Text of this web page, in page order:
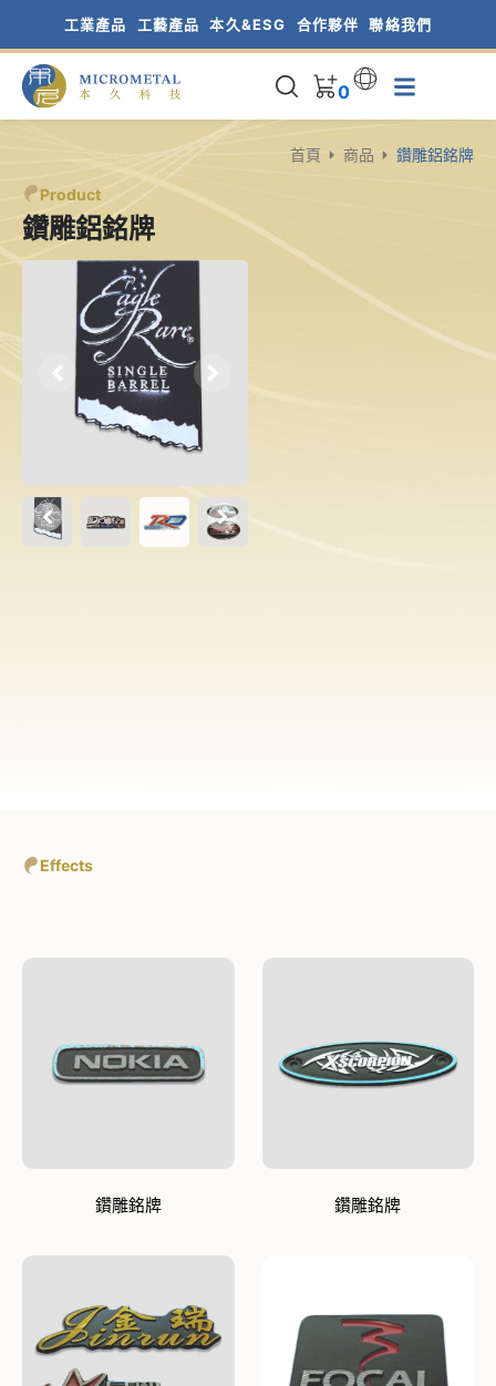
內
工業產品 工藝產品 本久&ESG 合作夥伴 聯絡我們
0
首頁 商品 鑽雕鋁銘牌
Product
鑽雕鋁銘牌
Effects
鑽雕銘牌 鑽雕銘牌